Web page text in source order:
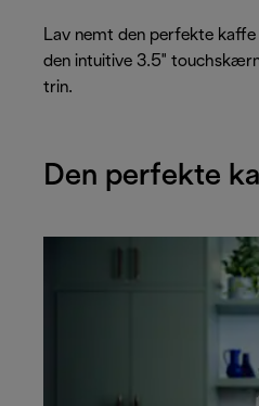
Lav nemt den perfekte
den intuitive 3.5"
trin.
Den perfekte